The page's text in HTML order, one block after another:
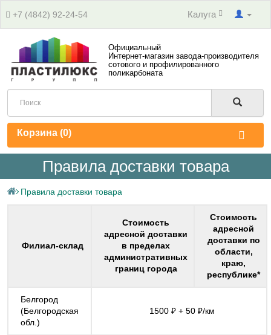
+7 (4842) 92-24-54 Калуга
Официальный
Интернет-магазин завода-производителя
сотового и профилированного
поликарбоната
Корзина (0)
Правила доставки товара
Правила доставки товара
Филиал-склад
Стоимость
адресной доставки
в пределах
административных
границ города
Стоимость
адресной
доставки по
области,
краю,
республике*
Белгород
(Белгородская
обл.)
1500 ₽ + 50 ₽/км